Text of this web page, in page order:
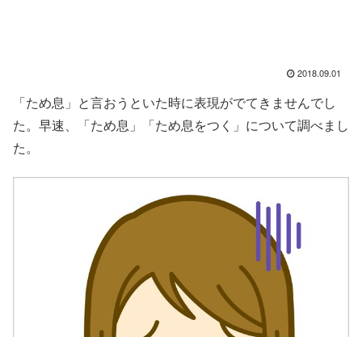
2018.09.01
「ため息」と言おうといた時に表現がでてきませんでし
た。早速、「ため息」「ため息をつく」について調べまし
た。